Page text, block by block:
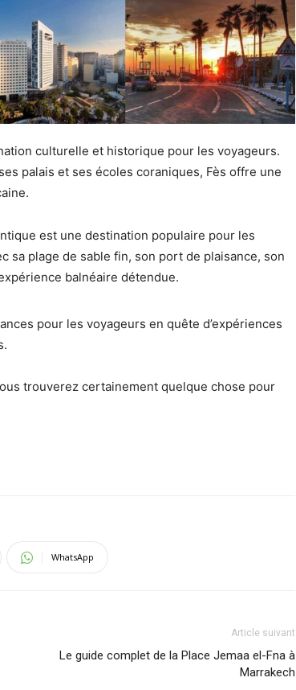
culturelle et historique pour les voyageurs.
palais et ses écoles coraniques, Fès offre une
est une destination populaire pour les
sa plage de sable fin, son port de plaisance, son
balnéaire détendue.
pour les voyageurs en quête d’expériences
trouverez certainement quelque chose pour
WhatsApp
Article suivant
Le guide complet de la Place Jemaa el-Fna à
Marrakech